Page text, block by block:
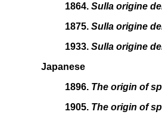
1864.Sulla origine
1875.Sulla origine
1933.Sulla origine
Japanese
1896. The origin of
1905. The origin of